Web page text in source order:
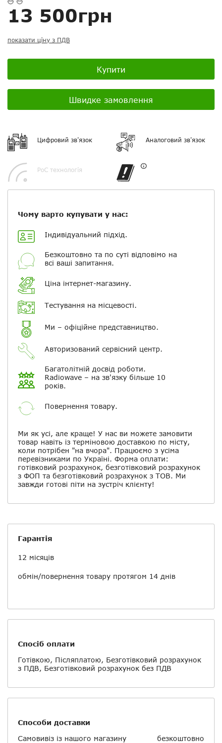
13 500грн
показати ціну з ПДВ
Купити
Швидке замовлення
Цифровий зв'язок Аналоговий зв'язок
PoC технологія
Чому варто купувати у нас:
Індивідуальний підхід.
Безкоштовно та по суті відповімо на
всі ваші запитання.
Ціна інтернет-магазину.
Тестування на місцевості.
Ми – офіційне представництво.
Авторизований сервісний центр.
Багатолітній досвід роботи.
Radiowave – на зв'язку більше 10
років.
Повернення товару.
Ми як усі, але краще! У нас ви можете замовити
товар навіть із терміновою доставкою по місту,
коли потрібен "на вчора". Працюємо з усіма
перевізниками по Україні. Форма оплати:
готівковий розрахунок, безготівковий розрахунок
з ФОП та безготівковий розрахунок з ТОВ. Ми
завжди готові піти на зустріч клієнту!
Гарантія
12 місяців
обмін/повернення товару протягом 14 днів
Спосіб оплати
Готівкою, Післяплатою, Безготівковий розрахунок
з ПДВ, Безготівковий розрахунок без ПДВ
Способи доставки
Самовивіз із нашого магазину
безкоштовно
Скасувати Задайте питання
Посилання на відео з Youtube:
+ Вибрати файли
Електронна пошта
Повідомляти про відповіді по
електронній пошті
Скасувати Залишити відгук
Скасувати Поставити запитання